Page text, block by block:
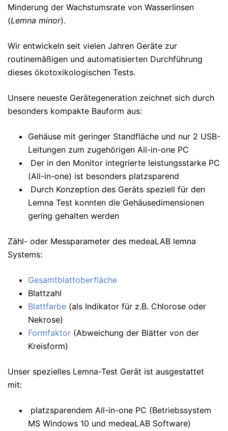
Minderung der Wachstumsrate von Wasserlinsen
(Lemna minor).
Wir entwickeln seit vielen Jahren Geräte zur
routinemäßigen und automatisierten Durchführung
dieses ökotoxikologischen Tests.
Unsere neueste Gerätegeneration zeichnet sich durch
besonders kompakte Bauform aus:
Gehäuse mit geringer Standfläche und nur 2 USB-
Leitungen zum zugehörigen All-in-one PC
Der in den Monitor integrierte leistungsstarke PC
(All-in-one) ist besonders platzsparend
Durch Konzeption des Geräts speziell für den
Lemna Test konnten die Gehäusedimensionen
gering gehalten werden
Zähl- oder Messparameter des medeaLAB lemna
Systems:
Gesamtblattoberfläche
Blattzahl
Blattfarbe (als Indikator für z.B. Chlorose oder
Nekrose)
Formfaktor (Abweichung der Blätter von der
Kreisform)
Unser spezielles Lemna-Test Gerät ist ausgestattet
mit:
platzsparendem All-in-one PC (Betriebssystem
MS Windows 10 und medeaLAB Software)